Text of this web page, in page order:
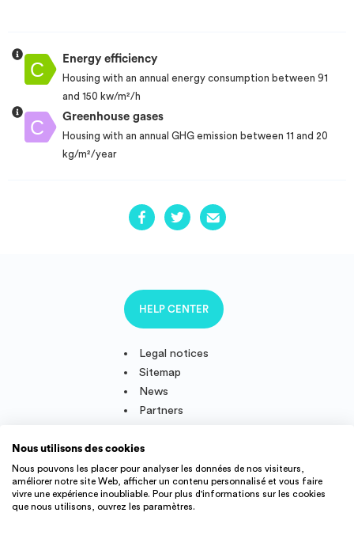
Energy efficiency
Housing with an annual energy consumption between 91
and 150 kw/m²/h
Greenhouse gases
Housing with an annual GHG emission between 11 and 20
kg/m²/year
Legal notices
Sitemap
News
Partners
HELP CENTER
Follow us
Nous utilisons des cookies
Nous pouvons les placer pour analyser les données de nos visiteurs,
améliorer notre site Web, afficher un contenu personnalisé et vous faire
vivre une expérience inoubliable. Pour plus d'informations sur les cookies
que nous utilisons, ouvrez les paramètres.